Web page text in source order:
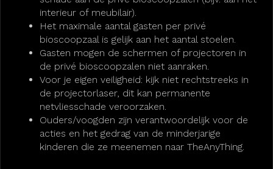
interieur of meubilair).
Het maximale aantal gasten per privé
bioscoopzaal is gelijk aan het aantal stoelen.
Gasten mogen de schermen of projectoren in
de privé bioscoopzalen niet aanraken.
Voor je eigen veiligheid: kijk niet rechtstreeks in
de projectorlaser, dit kan permanente
netvliesschade veroorzaken.
Ouders/voogden zijn verantwoordelijk voor de
acties en het gedrag van de minderjarige
kinderen die ze meenemen naar TheAnyThing.